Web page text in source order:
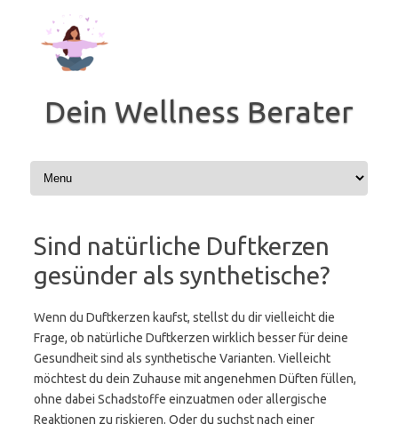
springen
Dein Wellness Berater
Sind natürliche Duftkerzen
gesünder als synthetische?
Wenn du Duftkerzen kaufst, stellst du dir vielleicht die
Frage, ob natürliche Duftkerzen wirklich besser für deine
Gesundheit sind als synthetische Varianten. Vielleicht
möchtest du dein Zuhause mit angenehmen Düften füllen,
ohne dabei Schadstoffe einzuatmen oder allergische
Reaktionen zu riskieren. Oder du suchst nach einer